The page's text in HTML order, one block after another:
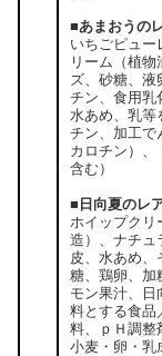
■あまおうの
いちごピュー
リーム（植
ズ、砂糖、
チン、食用乳
水あめ、乳等
チン、加工で
カロチン）、
含む）
■日向夏のレ
ホイップクリ
造）、ナチュ
皮、水あめ
糖、鶏卵、加
モン果汁、日
料とする食品
料、ｐＨ調整
小麦・卵・乳